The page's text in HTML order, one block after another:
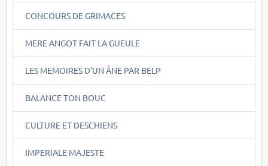
CONCOURS DE GRIMACES
MERE ANGOT FAIT LA GUEULE
LES MEMOIRES D'UN ÂNE PAR BELP
BALANCE TON BOUC
CULTURE ET DESCHIENS
IMPERIALE MAJESTE